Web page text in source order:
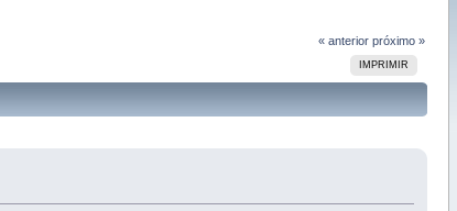
« anterior próximo »
IMPRIMIR